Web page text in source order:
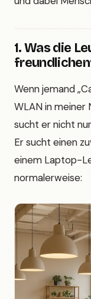
1. Was die
Wenn jemand
WLAN in meiner
sucht er nicht
Er sucht einen
einem Laptop-
normalerweise: